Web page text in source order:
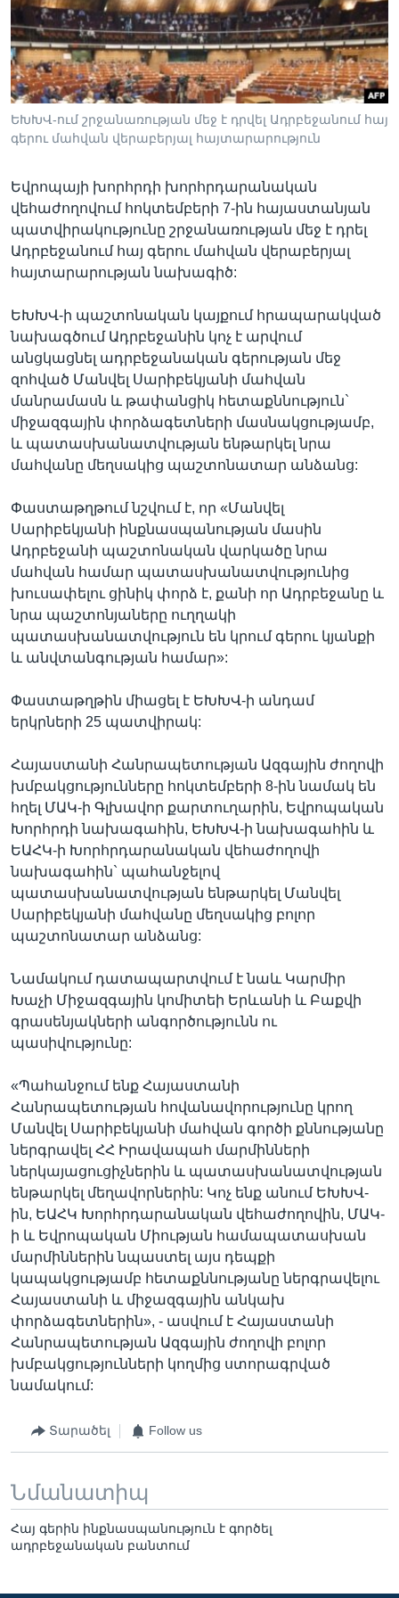
Լեզուներ
ԵԽԽՎ-ում շրջանառության մեջ է դրվել Ադրբեջանում հայ
գերու մահվան վերաբերյալ հայտարարություն
Եվրոպայի խորհրդի խորհրդարանական
վեհաժողովում հոկտեմբերի 7-ին հայաստանյան
պատվիրակությունը շրջանառության մեջ է դրել
Ադրբեջանում հայ գերու մահվան վերաբերյալ
հայտարարության նախագիծ:
ԵԽԽՎ-ի պաշտոնական կայքում հրապարակված
նախագծում Ադրբեջանին կոչ է արվում
անցկացնել ադրբեջանական գերության մեջ
զոհված Մանվել Սարիբեկյանի մահվան
մանրամասն և թափանցիկ հետաքննություն`
միջազգային փորձագետների մասնակցությամբ,
և պատասխանատվության ենթարկել նրա
մահվանը մեղսակից պաշտոնատար անձանց:
Փաստաթղթում նշվում է, որ «Մանվել
Սարիբեկյանի ինքնասպանության մասին
Ադրբեջանի պաշտոնական վարկածը նրա
մահվան համար պատասխանատվությունից
խուսափելու ցինիկ փորձ է, քանի որ Ադրբեջանը և
նրա պաշտոնյաները ուղղակի
պատասխանատվություն են կրում գերու կյանքի
և անվտանգության համար»:
Փաստաթղթին միացել է ԵԽԽՎ-ի անդամ
երկրների 25 պատվիրակ:
Հայաստանի Հանրապետության Ազգային ժողովի
խմբակցությունները հոկտեմբերի 8-ին նամակ են
հղել ՄԱԿ-ի Գլխավոր քարտուղարին, Եվրոպական
Խորհրդի նախագահին, ԵԽԽՎ-ի նախագահին և
ԵԱՀԿ-ի Խորհրդարանական վեհաժողովի
նախագահին` պահանջելով
պատասխանատվության ենթարկել Մանվել
Սարիբեկյանի մահվանը մեղսակից բոլոր
պաշտոնատար անձանց:
Նամակում դատապարտվում է նաև Կարմիր
Խաչի Միջազգային կոմիտեի Երևանի և Բաքվի
գրասենյակների անգործությունն ու
պասիվությունը:
«Պահանջում ենք Հայաստանի
Հանրապետության հովանավորությունը կրող
Մանվել Սարիբեկյանի մահվան գործի քննությանը
ներգրավել ՀՀ Իրավապահ մարմինների
ներկայացուցիչներին և պատասխանատվության
ենթարկել մեղավորներին: Կոչ ենք անում ԵԽԽՎ-
ին, ԵԱՀԿ Խորհրդարանական վեհաժողովին, ՄԱԿ-
ի և Եվրոպական Միության համապատասխան
մարմիններին նպաստել այս դեպքի
կապակցությամբ հետաքննությանը ներգրավելու
Հայաստանի և միջազգային անկախ
փորձագետներին», - ասվում է Հայաստանի
Հանրապետության Ազգային ժողովի բոլոր
խմբակցությունների կողմից ստորագրված
նամակում:
Տարածել Follow us
Նմանատիպ
Հայ գերին ինքնասպանություն է գործել
ադրբեջանական բանտում